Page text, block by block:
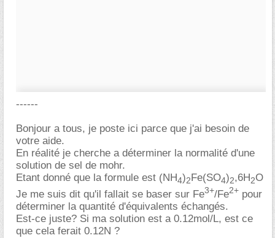
------
Bonjour a tous, je poste ici parce que j'ai besoin de
votre aide.
En réalité je cherche a déterminer la normalité d'une
solution de sel de mohr.
Etant donné que la formule est (NH4)2Fe(SO4)2,6H2O
Je me suis dit qu'il fallait se baser sur Fe3+/Fe2+ pour
déterminer la quantité d'équivalents échangés.
Est-ce juste? Si ma solution est a 0.12mol/L, est ce
que cela ferait 0.12N ?